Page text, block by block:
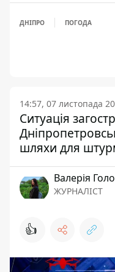
ДНІПРО ПОГОДА
14:57, 07 листопада
Ситуація
шляхи для
Валерія
ЖУРНАЛІСТ
👍